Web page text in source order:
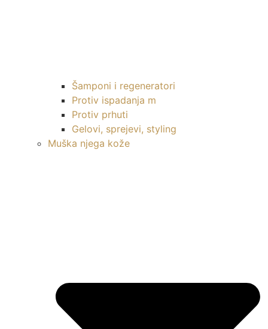
Šamponi i regeneratori
Protiv ispadanja m
Protiv prhuti
Gelovi, sprejevi, styling
Muška njega kože